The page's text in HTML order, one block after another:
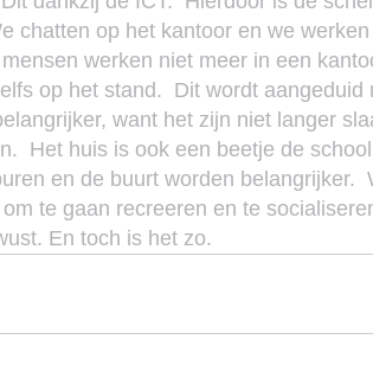
chatten op het kantoor en we
werken niet meer in een
op het stand.  Dit wordt aangeduid
want het zijn niet langer
Het huis is ook een beetje de
en de buurt worden belangrijker.
te gaan recreeren en te
En toch is het zo.